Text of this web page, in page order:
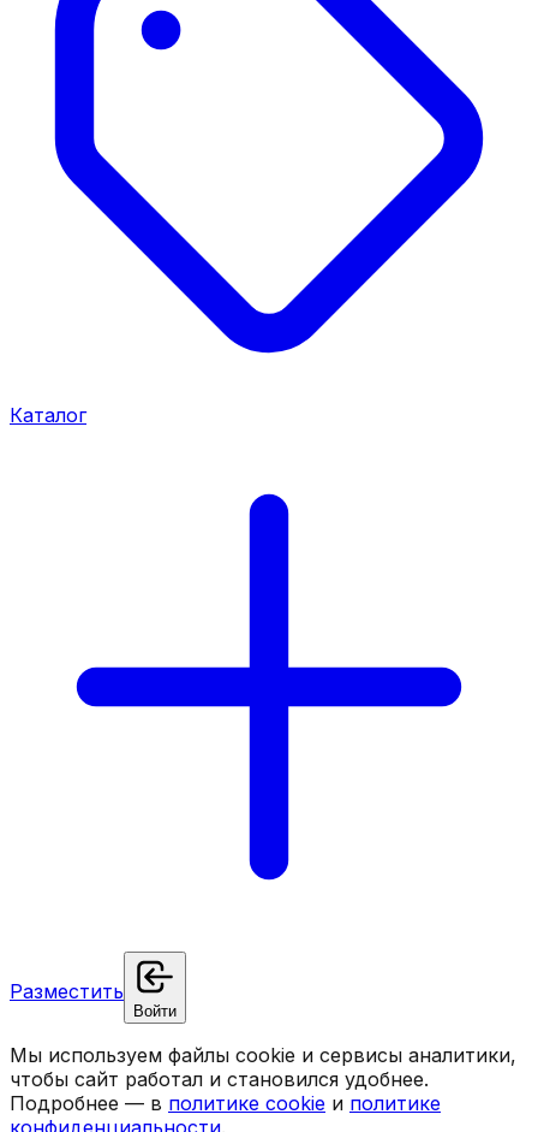
Каталог
Разместить
Войти
Мы используем файлы cookie и сервисы аналитики,
чтобы сайт работал и становился удобнее.
Подробнее — в политике cookie и политике
конфиденциальности